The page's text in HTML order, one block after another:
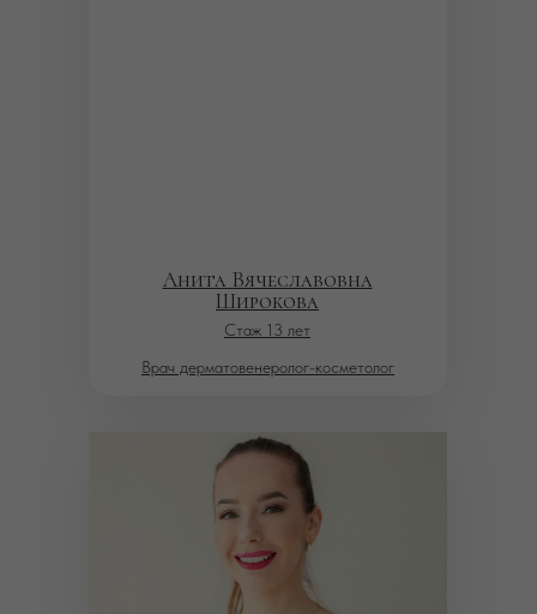
Анита Вячеславовна
Широкова
Стаж 13 лет
Врач дерматовенеролог-косметолог